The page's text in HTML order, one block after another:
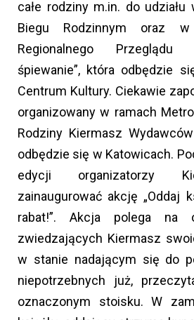
całe rodziny m.in. do
Biegu Rodzinnym oraz
Regionalnego Przeglądu
śpiewanie”, która odbędzie
Centrum Kultury. Ciekawie
organizowany w ramach
Rodziny Kiermasz
odbędzie się w Katowicach.
edycji organizatorzy
zainaugurować akcję „Oddaj
rabat!”. Akcja polega na
zwiedzających Kiermasz
w stanie nadającym się do
niepotrzebnych już,
oznaczonym stoisku. W